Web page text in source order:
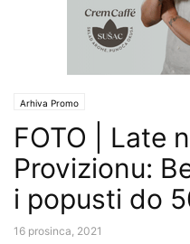
Arhiva Promo
FOTO | Late
Provizionu:
i popusti do
16 prosinca, 2021